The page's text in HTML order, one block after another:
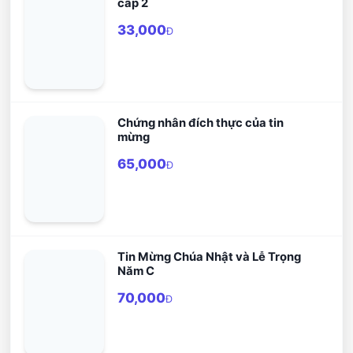
cấp 2
33,000Đ
Chứng nhân đích thực của tin
mừng
65,000Đ
Tin Mừng Chúa Nhật và Lễ Trọng
Năm C
70,000Đ